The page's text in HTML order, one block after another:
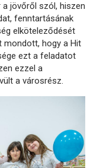
jövőről szól, hiszen
fenntartásának
elköteleződését
mondott, hogy a Hit
ezt a feladatot
ezzel a
a városrész.